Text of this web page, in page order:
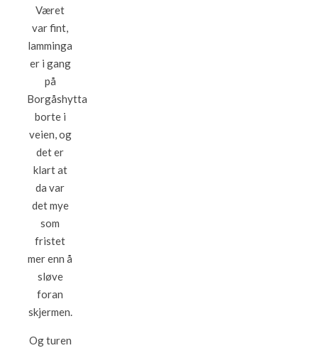
Været
var fint,
lamminga
er i gang
på
Borgåshytta
borte i
veien, og
det er
klart at
da var
det mye
som
fristet
mer enn å
sløve
foran
skjermen.
Og turen